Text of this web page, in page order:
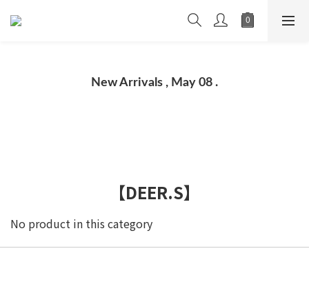
New Arrivals , May 08 .
【DEER.S】
No product in this category